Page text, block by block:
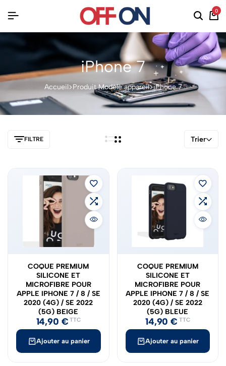
0
iPhone 7
Accueil Produit Modèle appareil iPhone 7
FILTRE Trier
Ajouter au panier
COQUE PREMIUM
SILICONE ET
MICROFIBRE POUR
APPLE IPHONE 7 / 8 / SE
2020 (4G) / SE 2022
(5G) BEIGE
14,90 € TTC
Ajouter au panier
COQUE PREMIUM
SILICONE ET
MICROFIBRE POUR
APPLE IPHONE 7 / 8 / SE
2020 (4G) / SE 2022
(5G) BLEUE
14,90€ TTC